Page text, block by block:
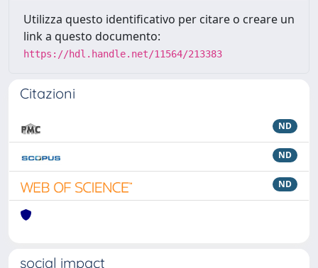
Utilizza questo identificativo per citare o creare un
link a questo documento:
https://hdl.handle.net/11564/213383
Citazioni
ND
ND
ND
social impact